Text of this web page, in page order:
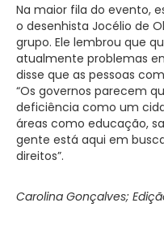
Na maior fila do evento,
o desenhista Jocélio de
grupo. Ele lembrou que
atualmente problemas
disse que as pessoas
“Os governos parecem
deficiência como um
áreas como educação,
gente está aqui em
direitos”.
Carolina Gonçalves;